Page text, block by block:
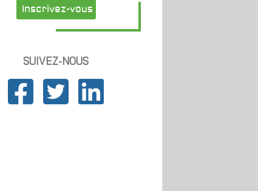
Inscrivez-vous
SUIVEZ-NOUS